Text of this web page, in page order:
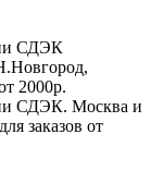
СДЭК
2000р.
СДЭК. Москва и
заказов от